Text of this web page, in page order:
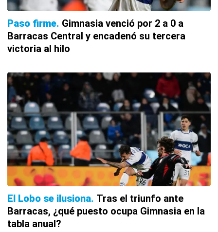
Paso firme Gimnasia venció por 2 a 0 a
Barracas Central y encadenó su tercera
victoria al hilo
El Lobo se ilusiona Tras el triunfo ante
Barracas, ¿qué puesto ocupa Gimnasia en la
tabla anual?